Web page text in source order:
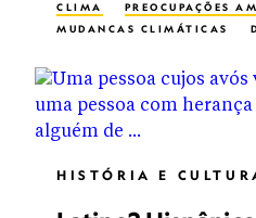
CLIMA
PREOCUPAÇÕES
MUDANÇAS CLIMÁTICAS
RECURSOS NATURAIS
NÍVEL MÉDIO DO MAR
INCÊNDIO FLORESTAL
HISTÓRIA E